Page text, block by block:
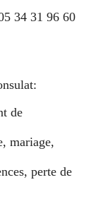
34 31 96 60
de
mariage,
perte de